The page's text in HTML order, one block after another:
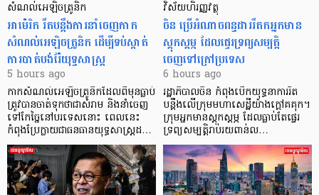
សំណល់អេឡិចត្រូនិក
អាម៉េរិក រឹតបន្តឹងការនាំចេញកាក
សំណល់អេឡិចត្រូនិក ដើម្បីទប់ស្កាត់
ការបាត់បង់រ៉ែយុទ្ធសាស្ត្រ
5 hours ago
កាក​សំណល់​អេឡិច​ត្រូនិកដែល​ពីមុនធ្លាប់​
ត្រូវបានចាត់ទុកថាជាសំរាម និងនាំចេញ
ទៅកែច្នៃនៅបរទេស​នោះ ពេលនេះ
កំពុងប្រែក្លាយជាធនធានយុទ្ធសាស្ត្រដ…
វិស័យហិរញ្ញវត្ថុ
ចិន ប្រើ​អំណាចពន្ធដាររឹតកអ្នកមាន
ស្ដុកស្ដម្ភ ដែលផ្ទេរទ្រព្យសម្បត្តិ
ចេញទៅក្រៅប្រទេស
6 hours ago
រដ្ឋាភិបាលចិន កំពុងបើកយុទ្ធនាការរឹត
បន្តឹងលើក្រុមមហាសេដ្ឋី​យ៉ាង​ក្ដៅគគុក។
​ក្រុមអ្នកមានស្ដុកស្ដម្ភ ដែល​ធ្លាប់​តែផ្ទេរ
ទ្រព្យសម្បត្តិរាប់រយពាន់ល…